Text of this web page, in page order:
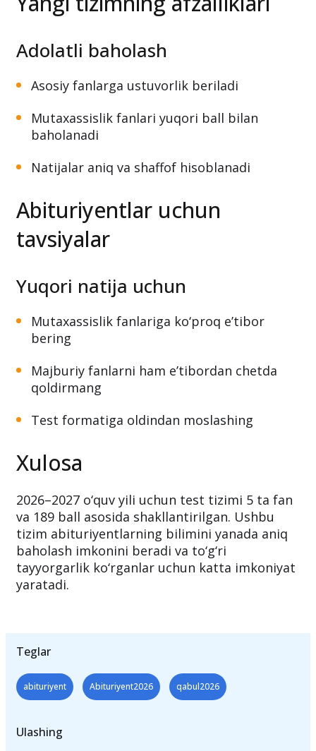
Adolatli baholash
Asosiy fanlarga ustuvorlik beriladi
Mutaxassislik fanlari yuqori ball bilan
baholanadi
Natijalar aniq va shaffof hisoblanadi
Abituriyentlar uchun
tavsiyalar
Yuqori natija uchun
Mutaxassislik fanlariga ko‘proq e’tibor
bering
Majburiy fanlarni ham e’tibordan chetda
qoldirmang
Test formatiga oldindan moslashing
Xulosa
2026–2027 o‘quv yili uchun test tizimi 5 ta fan
va 189 ball asosida shakllantirilgan. Ushbu
tizim abituriyentlarning bilimini yanada aniq
baholash imkonini beradi va to‘g‘ri
tayyorgarlik ko‘rganlar uchun katta imkoniyat
yaratadi.
Teglar
abituriyent Abituriyent2026 qabul2026
Ulashing